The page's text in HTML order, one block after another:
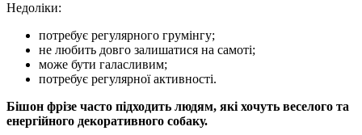
Недоліки:
потребує регулярного грумінгу;
не любить довго залишатися на самоті;
може бути галасливим;
потребує регулярної активності.
Бішон фрізе часто підходить людям, які хочуть веселого та
енергійного декоративного собаку.